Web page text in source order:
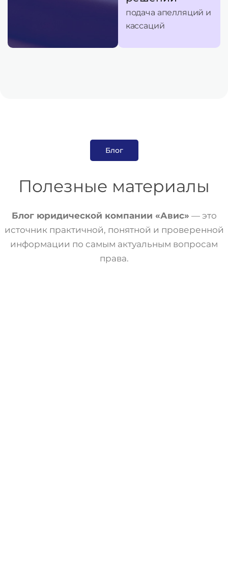
подача апелляций и
кассаций
Блог
Полезные материалы
Блог юридической компании «Авис» — это
источник практичной, понятной и проверенной
информации по самым актуальным вопросам
права.